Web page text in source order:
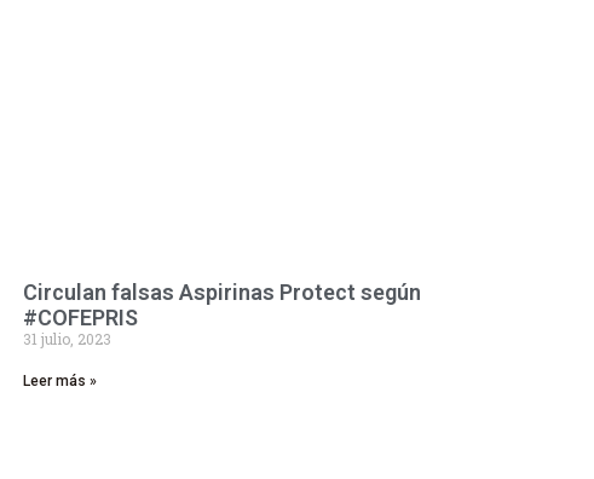
Circulan falsas Aspirinas Protect según
#COFEPRIS
31 julio, 2023
Leer más »